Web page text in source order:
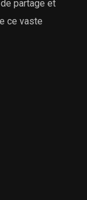
partage et
ce vaste